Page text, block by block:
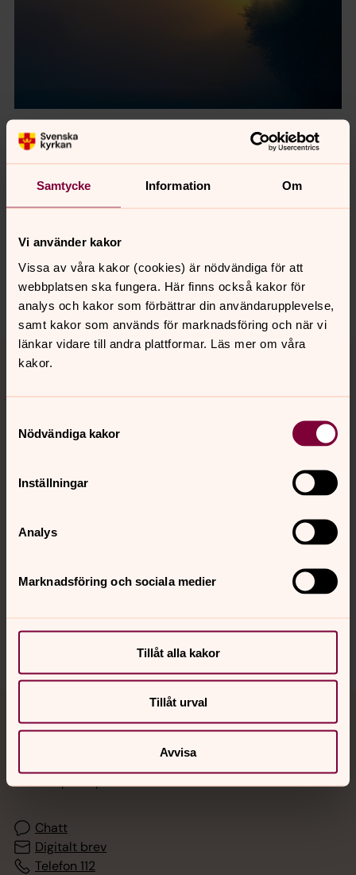
Samtycke Information Om
Vi använder kakor
Vissa av våra kakor (cookies) är nödvändiga för att
webbplatsen ska fungera. Här finns också kakor för
analys och kakor som förbättrar din användarupplevelse,
samt kakor som används för marknadsföring och när vi
länkar vidare till andra plattformar. Läs mer om våra
kakor.
Nödvändiga kakor
Inställningar
Analys
Marknadsföring och sociala medier
Tillåt alla kakor
Tillåt urval
Avvisa
Synpunkter eller frågor på sidans
innehåll?
vallingby.forsamling@svenskakyrkan.se
Dela
Tillbaka till toppen
Tillbaka till innehållet
Kontakt
Kalender
Hitta snabbt
Jourhavande präst
med en präst på kvällar och nätter.
Chatt
Digitalt brev
Telefon 112